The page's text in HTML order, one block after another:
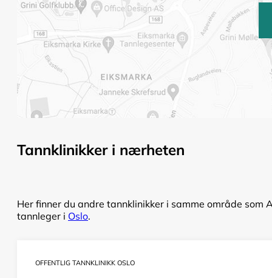
Tannklinikker i nærheten
Her finner du andre tannklinikker i samme område som
tannleger i Oslo.
OFFENTLIG TANNKLINIKK OSLO